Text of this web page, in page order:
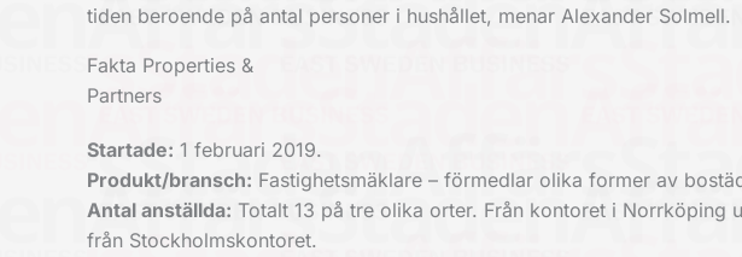
tiden beroende på antal personer i hushållet, menar Alexander Solmell.
Fakta Properties &
Partners
Startade: 1 februari 2019.
Produkt/bransch: Fastighetsmäklare – förmedlar olika former av
Antal anställda: Totalt 13 på tre olika orter. Från kontoret i
från Stockholmskontoret.